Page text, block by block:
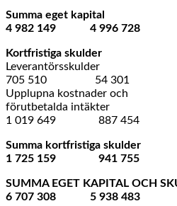
Summa eget
4 982 149 4 996 728
Kortfristiga skulder
705 510 54 301
Upplupna kostnader och
förutbetalda
1 019 649 887 454
Summa
1 725 159 941 755
SUMMA EGET KAPITAL
6 707 308 5 938 483